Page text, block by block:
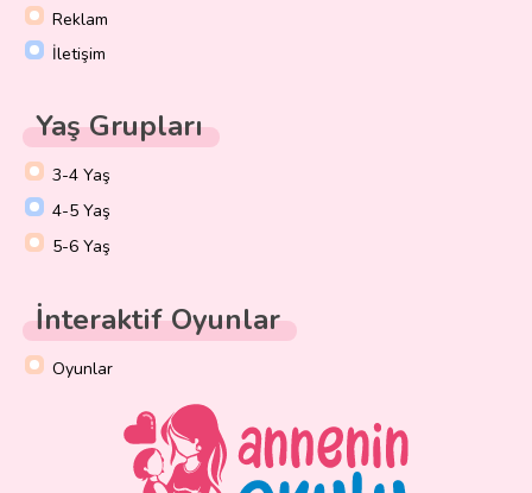
Reklam
İletişim
Yaş Grupları
3-4 Yaş
4-5 Yaş
5-6 Yaş
İnteraktif Oyunlar
Oyunlar